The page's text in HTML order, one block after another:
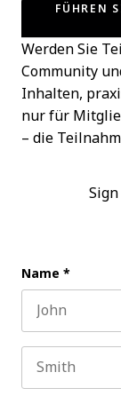
FÜHREN
Werden Sie
Community
Inhalten,
nur für
– die
Name *